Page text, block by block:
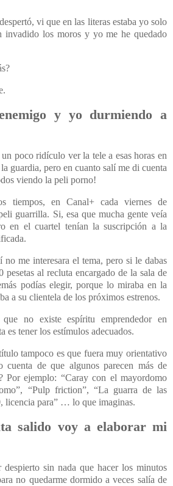
vi que en las literas estaba yo solo
invadido los moros y yo me he quedado
y yo durmiendo a
poco ridículo ver la tele a esas horas en
guardia, pero en cuanto salí me di cuenta
viendo la peli porno!
tiempos, en Canal+ cada viernes de
guarrilla. Si, esa que mucha gente veía
en el cuartel tenían la suscripción a la
me interesara el tema, pero si le dabas
al recluta encargado de la sala de
podías elegir, porque lo miraba en la
a su clientela de los próximos estrenos.
no existe espíritu emprendedor en
es tener los estímulos adecuados.
tampoco es que fuera muy orientativo
cuenta de que algunos parecen más de
Por ejemplo: “Caray con el mayordomo
“Pulp friction”, “La guarra de las
licencia para” … lo que imaginas.
salido voy a elaborar mi
despierto sin nada que hacer los minutos
no quedarme dormido a veces salía de